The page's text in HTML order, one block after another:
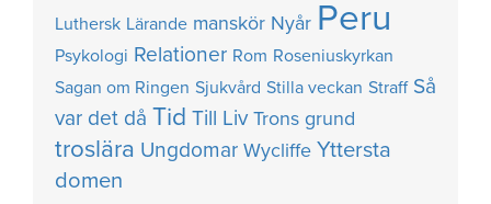
Luthersk Lärande manskör Nyår Peru
Psykologi Relationer Rom Roseniuskyrkan
Sagan om Ringen Sjukvård Stilla veckan Straff Så
var det då Tid Till Liv Trons grund
troslära Ungdomar Wycliffe Yttersta
domen